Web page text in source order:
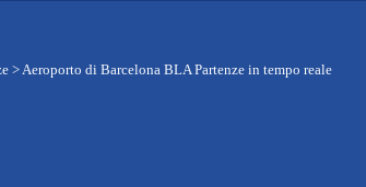
>Aeroporto di Barcelona BLA Partenze in tempo reale